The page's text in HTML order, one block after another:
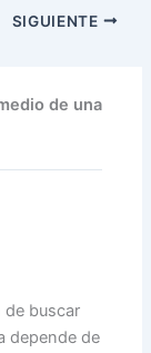
SIGUIENTE
de una
de buscar
depende de